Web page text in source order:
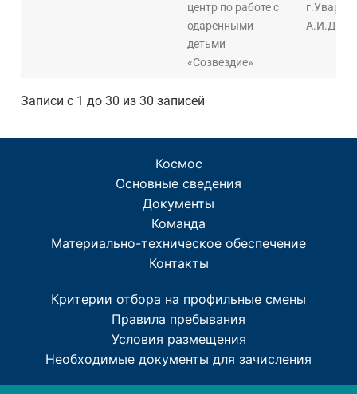
центр по работе с
одаренными
детьми
«Созвездие»
Записи с 1 до 30 из 30 записей
Космос
Основные сведения
Документы
Команда
Материально-техническое обеспечение
Контакты
Критерии отбора на профильные смены
Правила пребывания
Условия размещения
Необходимые документы для зачисления